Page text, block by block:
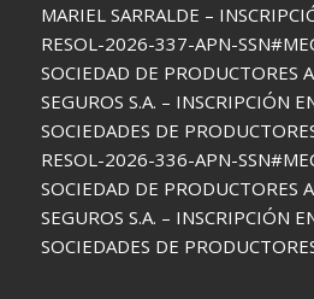
MARIEL SARRALDE –
RESOL-2026-337-APN-
SOCIEDAD DE PRODUCTORES
SEGUROS S.A. – INSCRIPCIÓN
SOCIEDADES DE
RESOL-2026-336-APN-
SOCIEDAD DE PRODUCTORES
SEGUROS S.A. – INSCRIPCIÓN
SOCIEDADES DE